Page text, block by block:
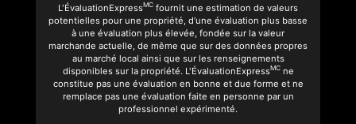
L'ÉvaluationExpressMC fournit une estimation de valeurs
potentielles pour une propriété, d’une évaluation plus basse
à une évaluation plus élevée, fondée sur la valeur
marchande actuelle, de même que sur des données propres
au marché local ainsi que sur les renseignements
disponibles sur la propriété. L'ÉvaluationExpressMCne
constitue pas une évaluation en bonne et due forme et ne
remplace pas une évaluation faite en personne par un
professionnel expérimenté.